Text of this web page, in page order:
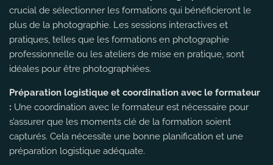
crucial de sélectionner les formations qui bénéficieront le
plus de la photographie. Les sessions interactives et
pratiques, telles que les formations en photographie
professionnelle ou les ateliers de mise en pratique, sont
idéales pour être photographiées.
Préparation logistique et coordination avec le formateur
: Une coordination avec le formateur est nécessaire pour
s’assurer que les moments clé de la formation soient
capturés. Cela nécessite une bonne planification et une
préparation logistique adéquate.